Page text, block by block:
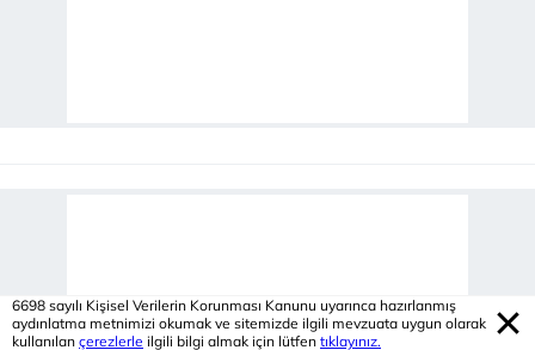
6698 sayılı Kişisel Verilerin Korunması Kanunu uyarınca hazırlanmış
aydınlatma metnimizi okumak ve sitemizde ilgili mevzuata uygun olarak
kullanılan çerezlerle ilgili bilgi almak için lütfen tıklayınız.